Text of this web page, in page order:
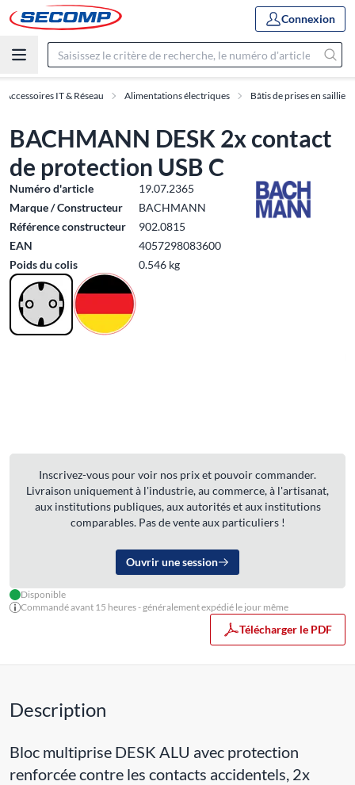
Connexion
Accessoires IT & Réseau Alimentations électriques Bâtis de prises en saillie
BACHMANN DESK 2x contact
de protection USB C
Numéro d'article
19.07.2365
Marque / Constructeur
BACHMANN
Référence constructeur
902.0815
EAN
4057298083600
Poids du colis
0.546 kg
Inscrivez-vous pour voir nos prix et pouvoir commander.
Livraison uniquement à l'industrie, au commerce, à l'artisanat,
aux institutions publiques, aux autorités et aux institutions
comparables. Pas de vente aux particuliers !
Ouvrir une session
Disponible
Commandé avant 15 heures - généralement expédié le jour même
Télécharger le PDF
Description
Bloc multiprise DESK ALU avec protection
renforcée contre les contacts accidentels, 2x